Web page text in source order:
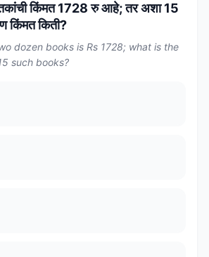
किंमत 1728 रु आहे; तर अशा 15
किंमत किती?
dozen books is Rs 1728; what is the
such books?